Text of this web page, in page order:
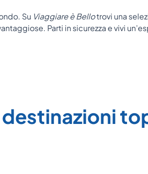
Su Viaggiare è Bellotrovi una
Parti in sicurezza e vivi